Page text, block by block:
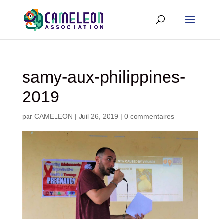
samy-aux-philippines-
2019
par CAMELEON | Juil 26, 2019 | 0 commentaires